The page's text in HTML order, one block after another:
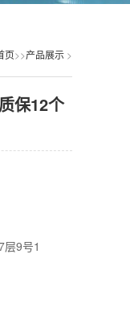
页>>产品展示 >
保12个
9号1